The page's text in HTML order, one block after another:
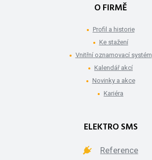
O FIRMĚ
Profil a historie
Ke stažení
Vnitřní oznamovací systém
Kalendář akcí
Novinky a akce
Kariéra
ELEKTRO SMS
Reference